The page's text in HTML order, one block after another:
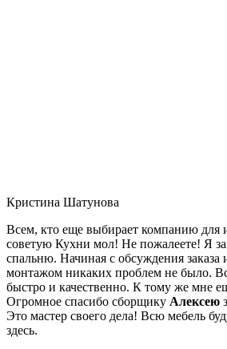
Кристина Шатунова
Всем, кто еще выбирает компанию для
советую Кухни мол! Не пожалеете! Я
спальню. Начиная с обсуждения заказа
монтажом никаких проблем не было.
быстро и качественно. К тому же мне
Огромное спасибо сборщику Алексею
Это мастер своего дела! Всю мебель
здесь.